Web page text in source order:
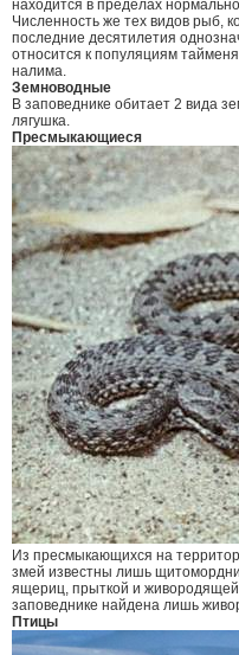
находится в пределах
Численность же тех видов рыб,
последние десятилетия
относится к популяциям
налима.
Земноводные
В заповеднике обитает 2 вида
лягушка.
Пресмыкающиеся
Из пресмыкающихся на
змей известны лишь
ящериц, прыткой и
заповеднике найдена лишь
Птицы